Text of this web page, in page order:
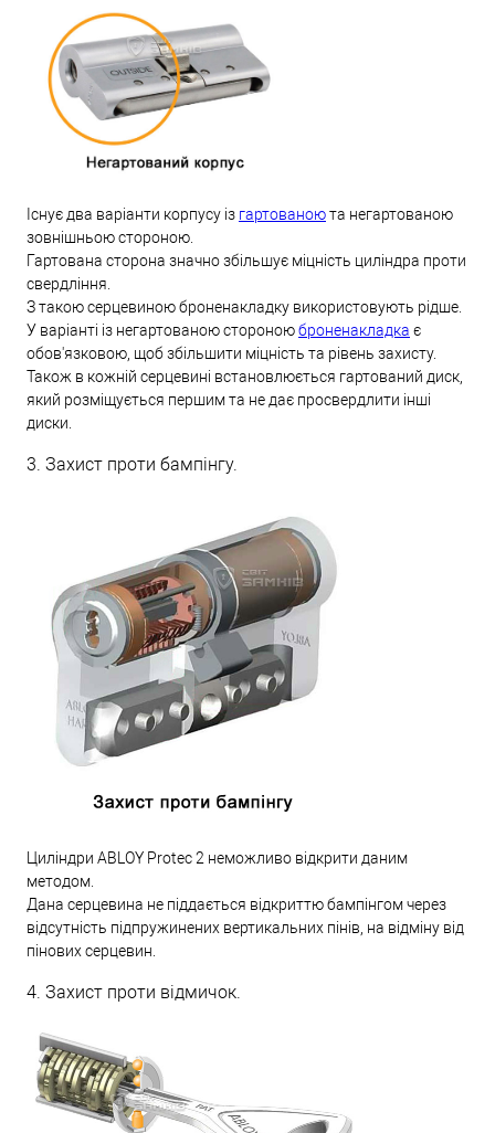
Існує два варіанти корпусу із гартованоюта негартованою
зовнішньою стороною.
Гартована сторона значно збільшує міцність циліндра проти
свердління.
З такою серцевиною броненакладку використовують рідше.
У варіанті із негартованою стороноюброненакладка є
обов'язковою, щоб збільшити міцність та рівень захисту.
Також в кожній серцевині встановлюється гартований диск,
який розміщується першим та не дає просвердлити інші
диски.
3. Захист проти бампінгу.
Циліндри ABLOY Protec 2 неможливо відкрити даним
методом.
Дана серцевина не піддається відкриттю бампінгом через
відсутність підпружинених вертикальних пінів, на відміну від
пінових серцевин.
4. Захист проти відмичок.